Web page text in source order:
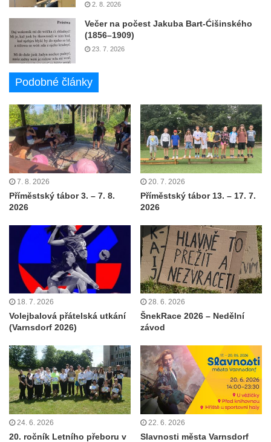
2. 8. 2026
Večer na počest Jakuba Bart-Ćišinského
(1856–1909)
23. 7. 2026
Podobné články
7. 8. 2026
Příměstský tábor 3. – 7. 8.
2026
20. 7. 2026
Příměstský tábor 13. – 17. 7.
2026
18. 7. 2026
Volejbalová přátelská utkání
(Varnsdorf 2026)
28. 6. 2026
ŠnekRace 2026 – Nedělní
závod
24. 6. 2026
20. ročník Letního přeboru v
22. 6. 2026
Slavnosti města Varnsdorf